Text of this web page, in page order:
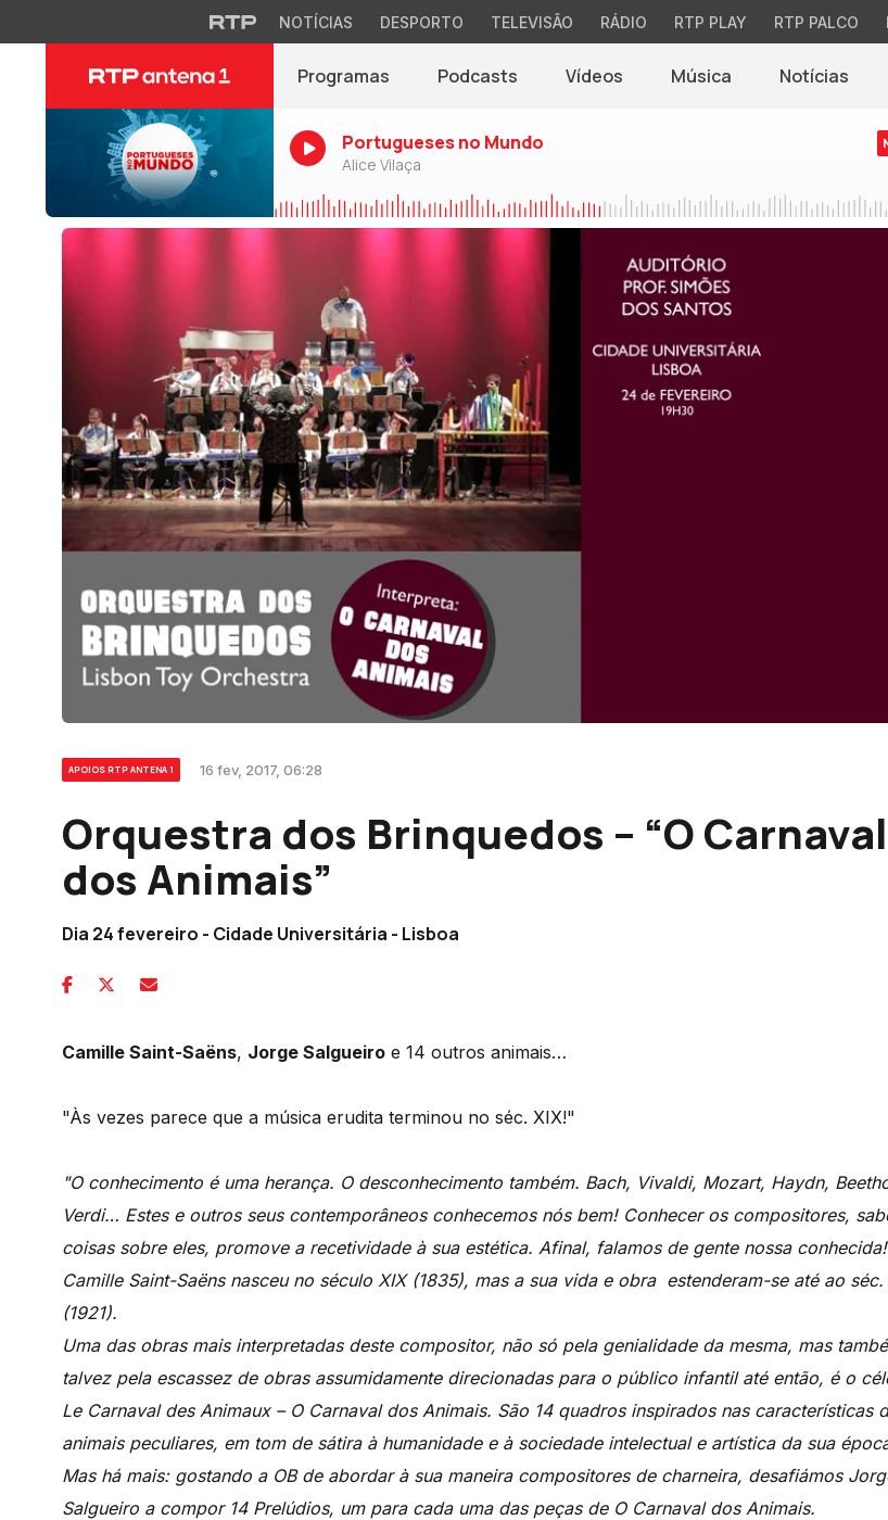
NOTÍCIAS DESPORTO TELEVISÃO RÁDIO RTP PLAY RTP PALCO
Programas Podcasts Vídeos Música Notícias
(abre
Portugueses no Mundo
Alice Vilaça
APOIOS RTP ANTENA 1 16 fev, 2017, 06:28
Orquestra dos Brinquedos – “O Carnaval
dos Animais”
Dia 24 fevereiro - Cidade Universitária - Lisboa
Camille Saint-Saëns, Jorge Salgueiro e 14 outros animais…
"Às vezes parece que a música erudita terminou no séc. XIX!"
"O conhecimento é uma herança. O desconhecimento também. Bach, Vivaldi, Mozart, Haydn,
Verdi… Estes e outros seus contemporâneos conhecemos nós bem! Conhecer os compositores,
coisas sobre eles, promove a recetividade à sua estética. Afinal, falamos de gente nossa conhecida!
Camille Saint-Saëns nasceu no século XIX (1835), mas a sua vida e obra estenderam-se até ao séc.
(1921).
Uma das obras mais interpretadas deste compositor, não só pela genialidade da mesma, mas
talvez pela escassez de obras assumidamente direcionadas para o público infantil até então, é o
Le Carnaval des Animaux – O Carnaval dos Animais. São 14 quadros inspirados nas características
animais peculiares, em tom de sátira à humanidade e à sociedade intelectual e artística da sua
Mas há mais: gostando a OB de abordar à sua maneira compositores de charneira, desafiámos
Salgueiro a compor 14 Prelúdios, um para cada uma das peças de O Carnaval dos Animais.